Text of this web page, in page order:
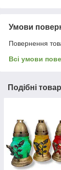
Умови
Повернення
Всі умови
Подібні